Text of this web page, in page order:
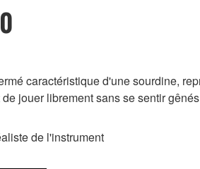
caractéristique d'une sourdine,
jouer librement sans se sentir
de l'instrument